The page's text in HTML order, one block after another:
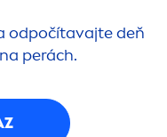
odpočítavajte deň
perách.